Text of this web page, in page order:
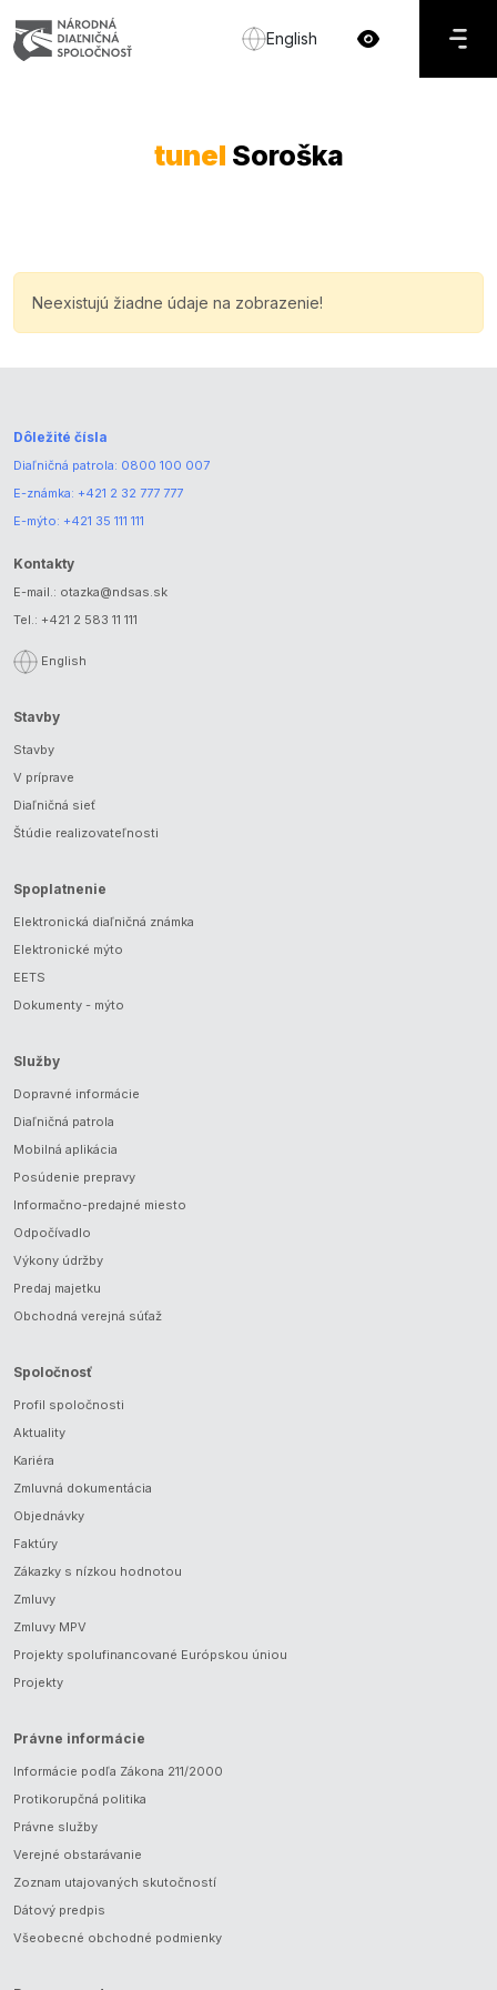
English
tunel Soroška
Neexistujú žiadne údaje na zobrazenie!
Dôležité čísla
Diaľničná patrola: 0800 100 007
E-známka: +421 2 32 777 777
E-mýto: +421 35 111 111
Kontakty
E-mail.: otazka@ndsas.sk
Tel.: +421 2 583 11 111
English
Stavby
Stavby
V príprave
Diaľničná sieť
Štúdie realizovateľnosti
Spoplatnenie
Elektronická diaľničná známka
Elektronické mýto
EETS
Dokumenty - mýto
Služby
Dopravné informácie
Diaľničná patrola
Mobilná aplikácia
Posúdenie prepravy
Informačno-predajné miesto
Odpočívadlo
Výkony údržby
Predaj majetku
Obchodná verejná súťaž
Spoločnosť
Profil spoločnosti
Aktuality
Kariéra
Zmluvná dokumentácia
Objednávky
Faktúry
Zákazky s nízkou hodnotou
Zmluvy
Zmluvy MPV
Projekty spolufinancované Európskou úniou
Projekty
Právne informácie
Informácie podľa Zákona 211/2000
Protikorupčná politika
Právne služby
Verejné obstarávanie
Zoznam utajovaných skutočností
Dátový predpis
Všeobecné obchodné podmienky